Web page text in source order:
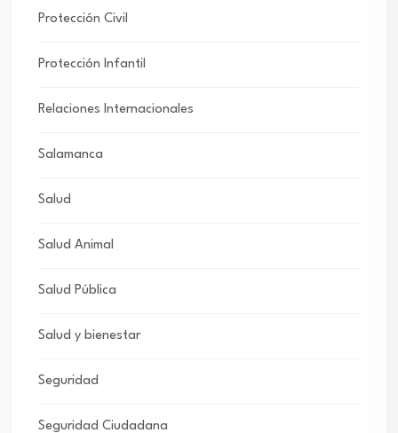
Protección Civil
Protección Infantil
Relaciones Internacionales
Salamanca
Salud
Salud Animal
Salud Pública
Salud y bienestar
Seguridad
Seguridad Ciudadana